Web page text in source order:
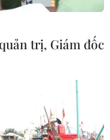
trị, Giám đốc